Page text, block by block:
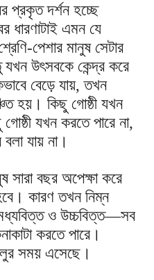
প্রকৃত দর্শন হচ্ছে
ধারণাটাই এমন যে
পেশার মানুষ সেটার
উৎসবকে কেন্দ্র করে
বেড়ে যায়, তখন
হয়। কিছু গোষ্ঠী যখন
যখন করতে পারে না,
যায় না।
সারা বছর অপেক্ষা করে
কারণ তখন নিম্ন
ও উচ্চবিত্ত—সব
করতে পারে।
সময় এসেছে।